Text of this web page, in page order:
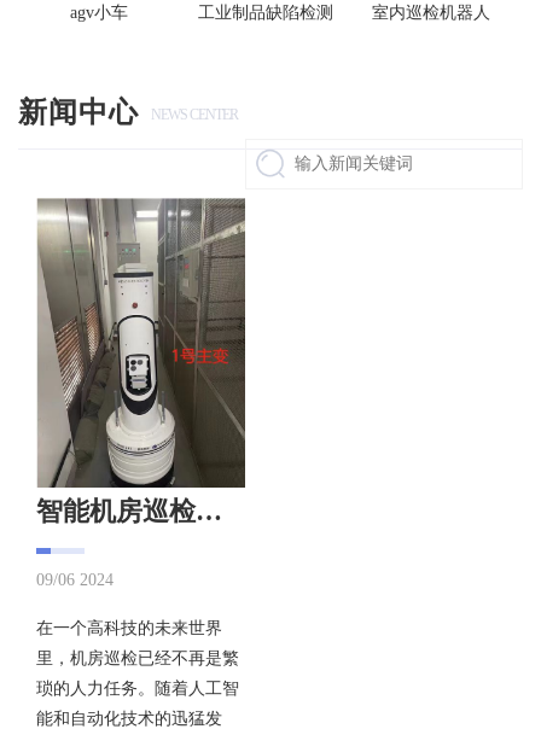
agv小车 工业制品缺陷检测 室内巡检机器人
新闻中心 NEWS CENTER
智能机房巡检，提升运维效率
09/06 2024
在一个高科技的未来世界
里，机房巡检已经不再是繁
琐的人力任务。随着人工智
能和自动化技术的迅猛发